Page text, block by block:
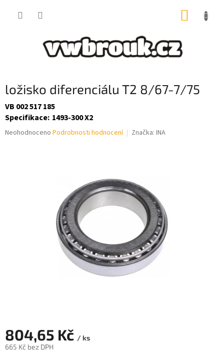
ložisko diferenciálu T2 8/67-7/75
VB 002 517 185
Specifikace: 1493-300 X2
Průměrné
Neohodnoceno Podrobnosti hodnocení Značka: INA
804,65 Kč / ks
665 Kč bez DPH